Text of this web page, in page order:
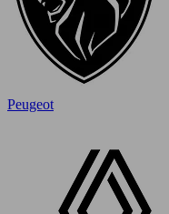
Peugeot